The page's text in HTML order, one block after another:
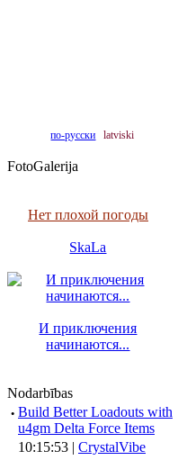
по-русски latviski
FotoGalerija
Нет плохой погоды
SkaLa
И приключения
начинаются...
Nodarbības
· Build Better Loadouts with
u4gm Delta Force Items
10:15:53 | CrystalVibe